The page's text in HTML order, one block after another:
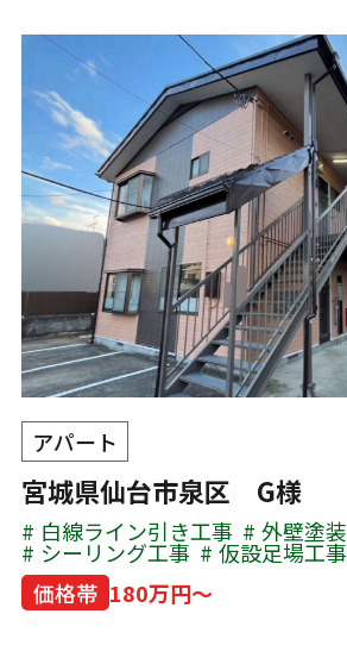
アパート
宮城県仙台市泉区 G様
白線ライン引き工事 外壁塗装
シーリング工事
仮設足場工事
価格帯 180万円～